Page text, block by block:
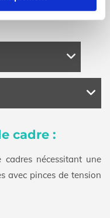
cadre :
nécessitant une
avec pinces de tension